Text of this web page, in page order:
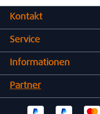
Kontakt
Service
Informationen
Partner